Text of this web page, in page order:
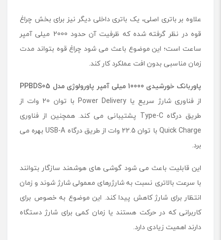
B
D
S
0
علاوه بر باتری اصلی، یک باتری داخلی دیگر نیز برای بخش چراغ
قوه در نظر گرفته شده که ظرفیت آن حدود 2000 میلی آمپر
ساعت است؛ این موضوع باعث می شود چراغ قوه بتواند مدت
زمان مناسبی بدون افت عملکرد کار کند.
پاوربانک خورشیدی 10000 میلی آمپر پاورولوژی مدل
PPBDS05
از فناوری شارژ سریع یا Power Delivery با توان 20 وات از
طریق درگاه Type-C پشتیبانی می کند. همچنین از فناوری
Quick Charge با توان 22.5 وات از طریق درگاه USB-A بهره می
برد.
این قابلیت باعث می شود گوشی های هوشمند سازگار بتوانند
با سرعت بالاتری نسبت به شارژرهای معمولی شارژ شوند و زمان
انتظار برای شارژ کاهش پیدا کند. این موضوع به خصوص برای
کاربرانی که در حرکت هستند یا زمان کمی برای شارژ دستگاه
دارند اهمیت زیادی دارد.